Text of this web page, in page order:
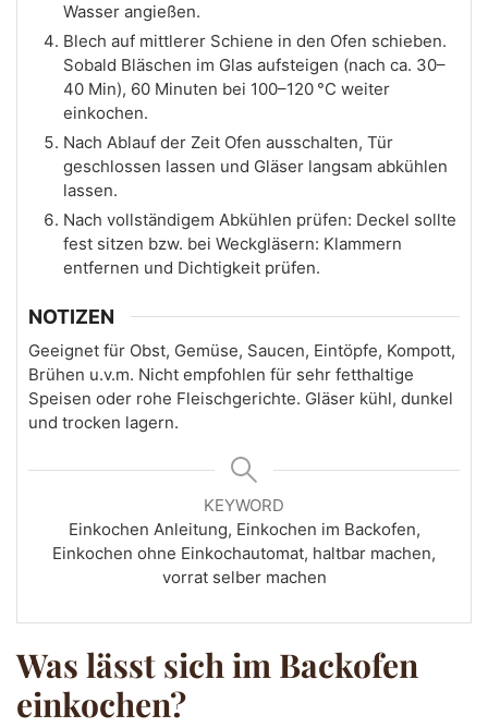
Wasser angießen.
Blech auf mittlerer Schiene in den Ofen schieben.
Sobald Bläschen im Glas aufsteigen (nach ca. 30–
40 Min), 60 Minuten bei 100–120 °C weiter
einkochen.
Nach Ablauf der Zeit Ofen ausschalten, Tür
geschlossen lassen und Gläser langsam abkühlen
lassen.
Nach vollständigem Abkühlen prüfen: Deckel sollte
fest sitzen bzw. bei Weckgläsern: Klammern
entfernen und Dichtigkeit prüfen.
NOTIZEN
Geeignet für Obst, Gemüse, Saucen, Eintöpfe, Kompott,
Brühen u.v.m. Nicht empfohlen für sehr fetthaltige
Speisen oder rohe Fleischgerichte. Gläser kühl, dunkel
und trocken lagern.
KEYWORD
Einkochen Anleitung, Einkochen im Backofen,
Einkochen ohne Einkochautomat, haltbar machen,
vorrat selber machen
Was lässt sich im Backofen
einkochen?